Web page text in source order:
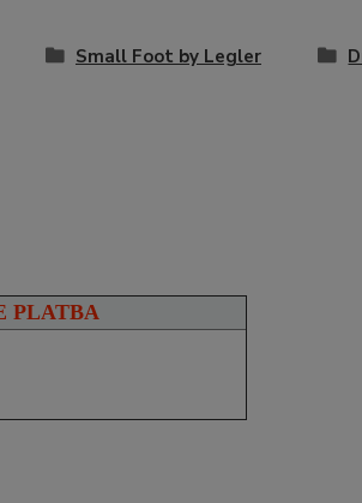
PLATBA
Small Foot by Legler